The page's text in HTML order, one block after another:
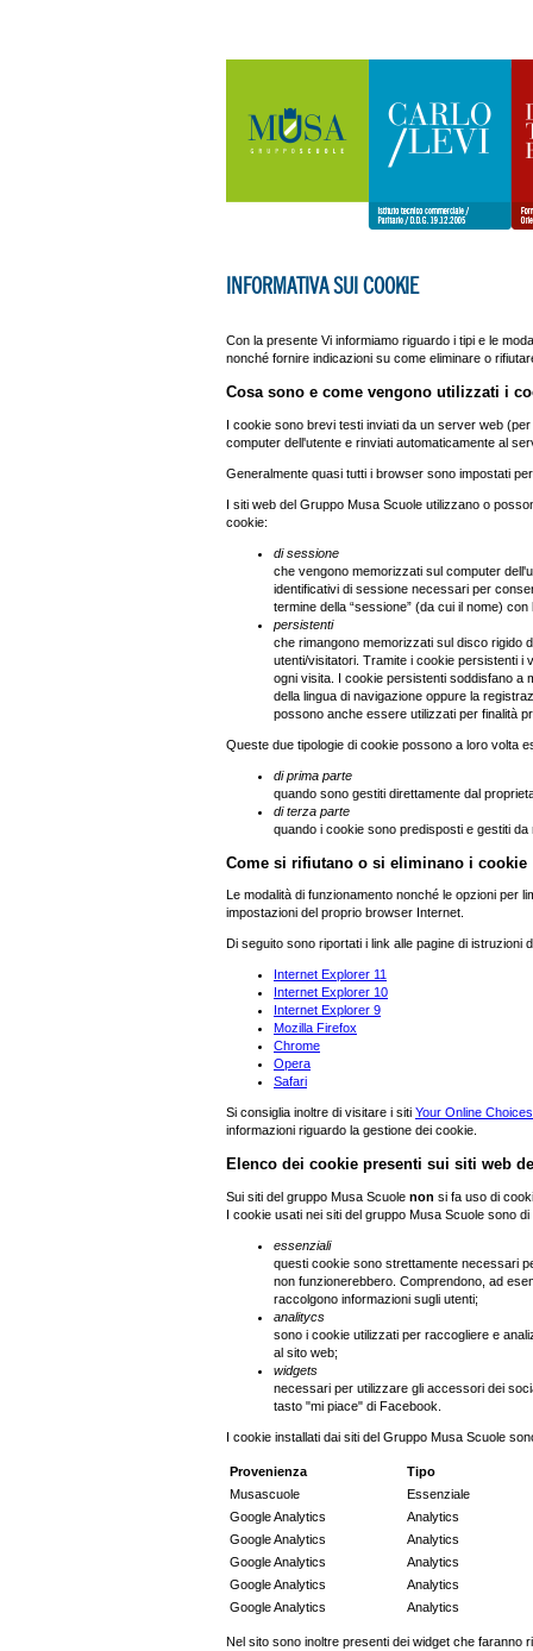
INFORMATIVA SUI COOKIE
Con la presente Vi informiamo riguardo i tipi e le
nonché fornire indicazioni su come eliminare o
Cosa sono e come vengono utilizzati i
I cookie sono brevi testi inviati da un server web
computer dell'utente e rinviati automaticamente al
Generalmente quasi tutti i browser sono impostati
I siti web del Gruppo Musa Scuole utilizzano o
cookie:
di sessione
che vengono memorizzati sul computer
identificativi di sessione necessari per
termine della “sessione” (da cui il nome)
persistenti
che rimangono memorizzati sul disco rigido
utenti/visitatori. Tramite i cookie persistenti i
ogni visita. I cookie persistenti soddisfano a
della lingua di navigazione oppure la
possono anche essere utilizzati per finalità
Queste due tipologie di cookie possono a loro volta
di prima parte
quando sono gestiti direttamente dal
di terza parte
quando i cookie sono predisposti e gestiti
Come si rifiutano o si eliminano i cookie
Le modalità di funzionamento nonché le opzioni per
impostazioni del proprio browser Internet.
Di seguito sono riportati i link alle pagine di istruzioni
Internet Explorer 11
Internet Explorer 10
Internet Explorer 9
Mozilla Firefox
Chrome
Opera
Safari
Si consiglia inoltre di visitare i siti Your Online Choices
informazioni riguardo la gestione dei cookie.
Elenco dei cookie presenti sui siti web
Sui siti del gruppo Musa Scuole non si fa uso di
I cookie usati nei siti del gruppo Musa Scuole sono di
essenziali
questi cookie sono strettamente necessari
non funzionerebbero. Comprendono, ad
raccolgono informazioni sugli utenti;
analitycs
sono i cookie utilizzati per raccogliere e
al sito web;
widgets
necessari per utilizzare gli accessori dei
tasto "mi piace" di Facebook.
I cookie installati dai siti del Gruppo Musa Scuole
Provenienza
Tipo
Musascuole
Essenziale
Google Analytics
Analytics
Google Analytics
Analytics
Google Analytics
Analytics
Google Analytics
Analytics
Google Analytics
Analytics
Nel sito sono inoltre presenti dei widget che faranno